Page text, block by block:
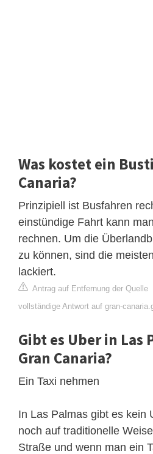
Was kostet ein
Canaria?
Prinzipiell ist Busfahren
einstündige Fahrt kann
rechnen. Um die
zu können, sind die
lackiert.
Antrag auf Entfernung der Quelle
vollständige Antwort auf gran-
Gibt es Uber in Las
Gran Canaria?
Ein Taxi nehmen
In Las Palmas gibt es kein
noch auf traditionelle
Straße und wenn man ein